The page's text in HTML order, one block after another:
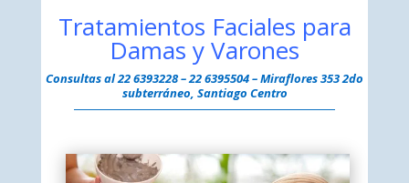
Tratamientos Faciales para
Damas y Varones
Consultas al22 6393228 – 22 6395504 –Miraflores 353 2do
subterráneo, Santiago Centro